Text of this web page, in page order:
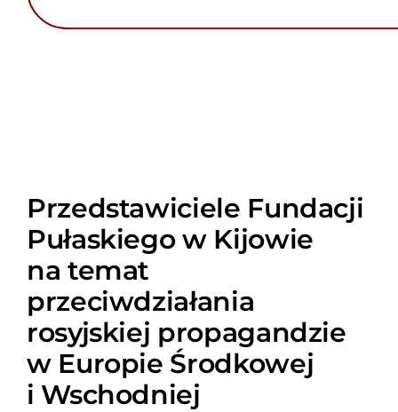
Przedstawiciele Fundacji
Pułaskiego w Kijowie
na temat
przeciwdziałania
rosyjskiej propagandzie
w Europie Środkowej
i Wschodniej